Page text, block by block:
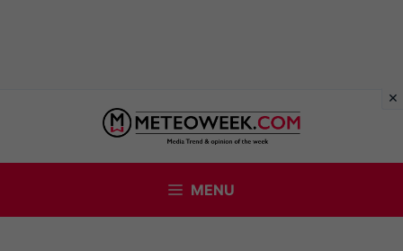
contenuto
MENU